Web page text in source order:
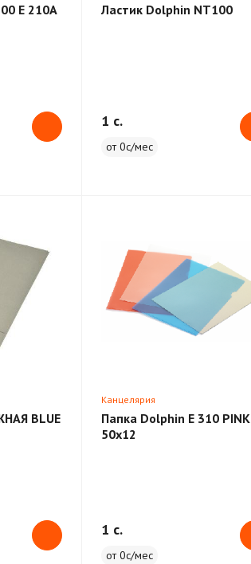
E 210A Ластик Dolphin NT100
1 c.
от 0с/мес
BLUE
Канцелярия
Папка Dolphin E 310 PINK
50х12
1 c.
от 0с/мес